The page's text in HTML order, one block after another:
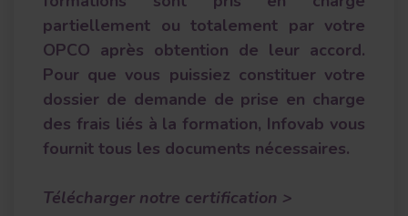
partiellement ou totalement par votre
OPCO après obtention de leur accord.
Pour que vous puissiez constituer votre
dossier de demande de prise en charge
des frais liés à la formation, Infovab vous
fournit tous les documents nécessaires.
Télécharger notre certification >